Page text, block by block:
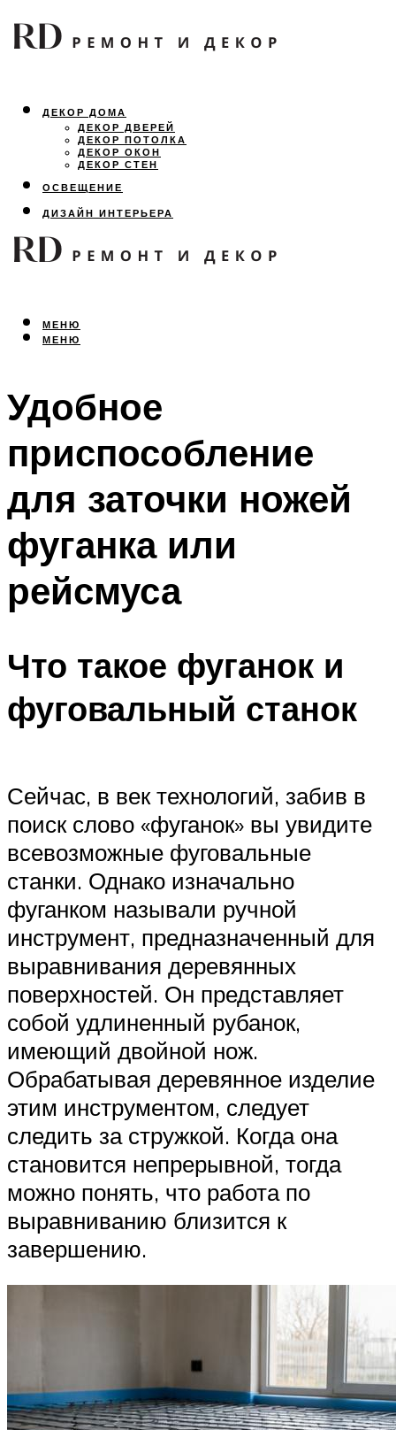
ДЕКОР ДОМА
ДЕКОР ДВЕРЕЙ
ДЕКОР ПОТОЛКА
ДЕКОР ОКОН
ДЕКОР СТЕН
ОСВЕЩЕНИЕ
ДИЗАЙН ИНТЕРЬЕРА
ЛАНДШАФТНЫЙ ДИЗАЙН
ВСЕ ПРО РЕМОНТ
МЕНЮ
МЕНЮ
Удобное
приспособление
для заточки ножей
фуганка или
рейсмуса
Что такое фуганок и
фуговальный станок
Сейчас, в век технологий, забив в
поиск слово «фуганок» вы увидите
всевозможные фуговальные
станки. Однако изначально
фуганком называли ручной
инструмент, предназначенный для
выравнивания деревянных
поверхностей. Он представляет
собой удлиненный рубанок,
имеющий двойной нож.
Обрабатывая деревянное изделие
этим инструментом, следует
следить за стружкой. Когда она
становится непрерывной, тогда
можно понять, что работа по
выравниванию близится к
завершению.